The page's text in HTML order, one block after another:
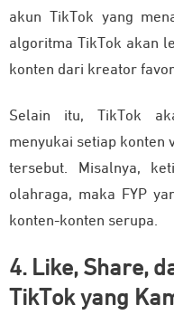
akun TikTok yang
algoritma TikTok akan
konten dari kreator
Selain itu, TikTok
menyukai setiap konten
tersebut. Misalnya,
olahraga, maka FYP
konten-konten serupa.
4. Like, Share,
TikTok yang